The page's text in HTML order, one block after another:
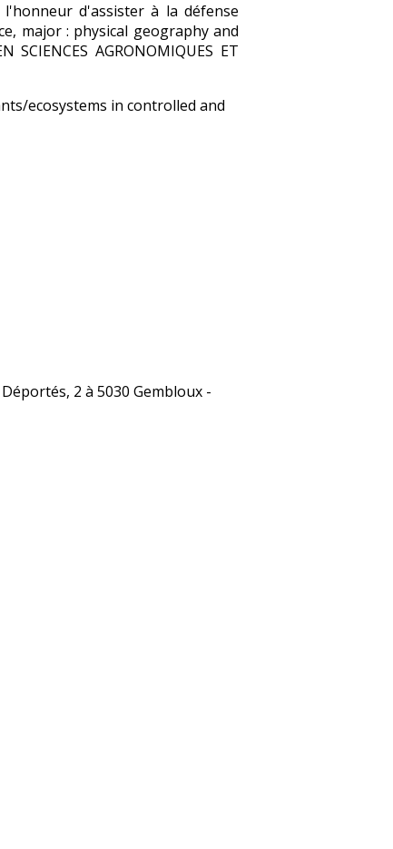
d'assister à la défense
major : physical geography and
AGRONOMIQUES ET
ecosystems in controlled and
2 à 5030 Gembloux -